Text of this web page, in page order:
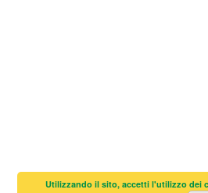
Utilizzando il sito, accetti l'utilizzo dei